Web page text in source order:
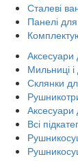
Сталеві
Панелі
Аксесуари
Мильниці
Склянки
Аксесуари
Всі